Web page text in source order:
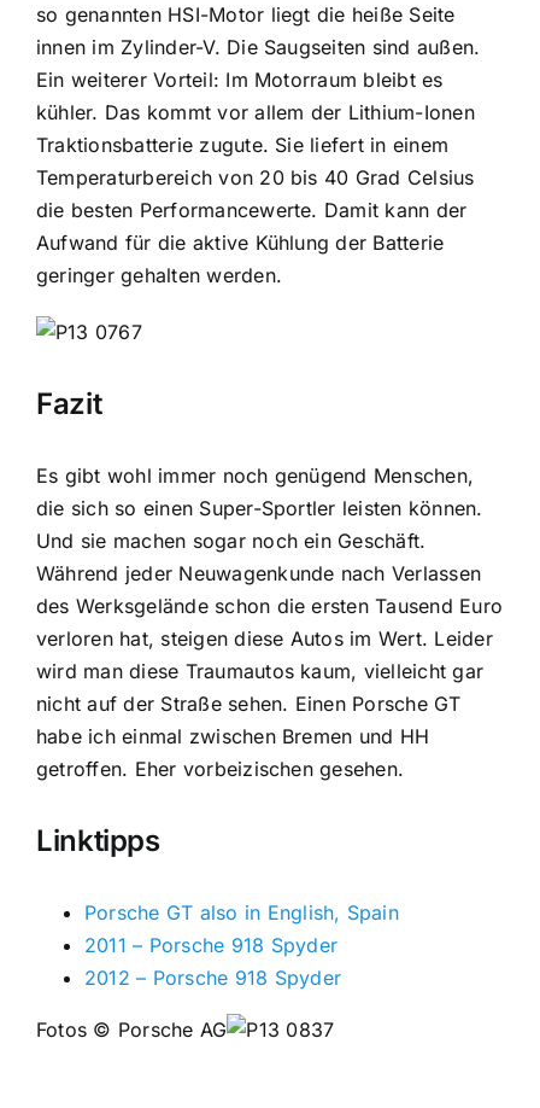
so genannten HSI-Motor liegt die heiße Seite
innen im Zylinder-V. Die Saugseiten sind außen.
Ein weiterer Vorteil: Im Motorraum bleibt es
kühler. Das kommt vor allem der Lithium-Ionen
Traktionsbatterie zugute. Sie liefert in einem
Temperaturbereich von 20 bis 40 Grad Celsius
die besten Performancewerte. Damit kann der
Aufwand für die aktive Kühlung der Batterie
geringer gehalten werden.
Fazit
Es gibt wohl immer noch genügend Menschen,
die sich so einen Super-Sportler leisten können.
Und sie machen sogar noch ein Geschäft.
Während jeder Neuwagenkunde nach Verlassen
des Werksgelände schon die ersten Tausend Euro
verloren hat, steigen diese Autos im Wert. Leider
wird man diese Traumautos kaum, vielleicht gar
nicht auf der Straße sehen. Einen Porsche GT
habe ich einmal zwischen Bremen und HH
getroffen. Eher vorbeizischen gesehen.
Linktipps
Porsche GT also in English, Spain
2011 – Porsche 918 Spyder
2012 – Porsche 918 Spyder
Fotos © Porsche AG